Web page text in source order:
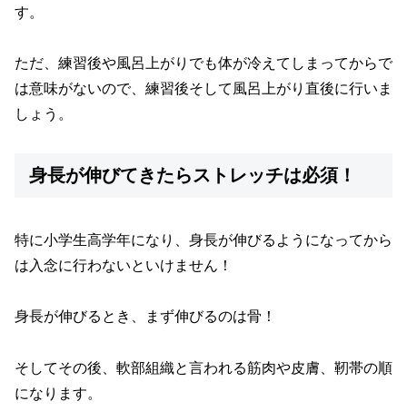
す。
ただ、練習後や風呂上がりでも体が冷えてしまってからで
は意味がないので、練習後そして風呂上がり直後に行いま
しょう。
身長が伸びてきたらストレッチは必須！
特に小学生高学年になり、身長が伸びるようになってから
は入念に行わないといけません！
身長が伸びるとき、まず伸びるのは骨！
そしてその後、軟部組織と言われる筋肉や皮膚、靭帯の順
になります。